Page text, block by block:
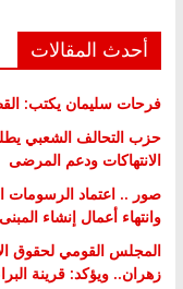
أحدث المقالات
فرحات سليمان يكتب:
حزب التحالف الشعبي
الانتهاكات ودعم المرضى
صور .. اعتماد الرسومات
وانتهاء أعمال إنشاء
المجلس القومي لحقوق
زهران.. ويؤكد: قرينة